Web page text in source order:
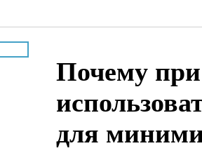
Почему при
для